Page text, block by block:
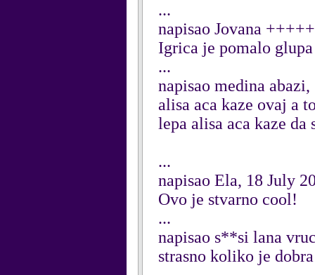
...
napisao Jovana
Igrica je pomalo
...
napisao medina
alisa aca kaze ovaj a
lepa alisa aca kaze
...
napisao Ela, 18 July
Ovo je stvarno cool!
...
napisao s**si lana
strasno koliko je